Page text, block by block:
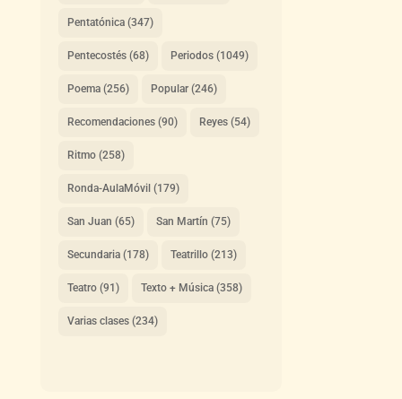
Pentatónica(347)
Pentecostés(68) Periodos(1049)
Poema(256) Popular(246)
Recomendaciones(90) Reyes(54)
Ritmo(258)
Ronda-AulaMóvil (179)
San Juan (65) San Martín (75)
Secundaria(178) Teatrillo(213)
Teatro(91) Texto + Música(358)
Varias clases(234)